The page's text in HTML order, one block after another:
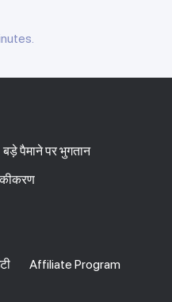
बड़े पैमाने पर भुगतान
Affiliate Program